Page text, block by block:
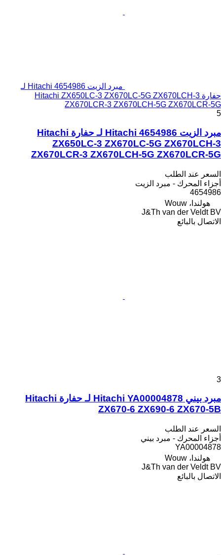
مبرد الزيت Hitachi 4654986 لـ
حفارة Hitachi ZX650LC-3 ZX670LC-5G ZX670LCH-3
ZX670LCR-3 ZX670LCH-5G ZX670LCR-5G
5
مبرد الزيت Hitachi 4654986 لـ حفارة Hitachi
ZX650LC-3 ZX670LC-5G ZX670LCH-3
ZX670LCR-3 ZX670LCH-5G ZX670LCR-5G
السعر عند الطلب
أجزاء المحرك - مبرد الزيت
4654986
هولندا، Wouw
J&Th van der Veldt BV
الاتصال بالبائع
3
مبرد بيني Hitachi YA00004878 لـ حفارة Hitachi
ZX670-6 ZX690-6 ZX670-5B
السعر عند الطلب
أجزاء المحرك - مبرد بيني
YA00004878
هولندا، Wouw
J&Th van der Veldt BV
الاتصال بالبائع